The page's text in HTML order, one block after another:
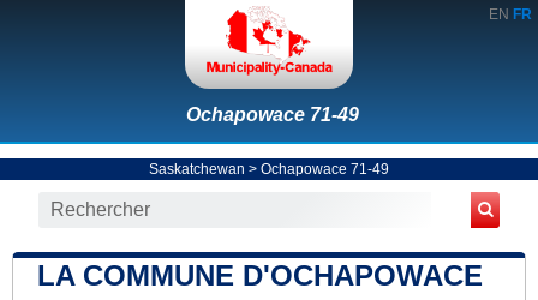
EN FR
Ochapowace 71-49
Saskatchewan > Ochapowace 71-49
LA COMMUNE D'OCHAPOWACE